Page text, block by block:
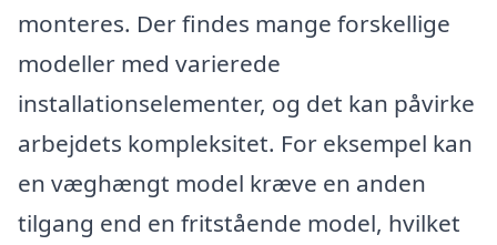
monteres. Der findes mange forskellige
modeller med varierede
installationselementer, og det kan påvirke
arbejdets kompleksitet. For eksempel kan
en væghængt model kræve en anden
tilgang end en fritstående model, hvilket